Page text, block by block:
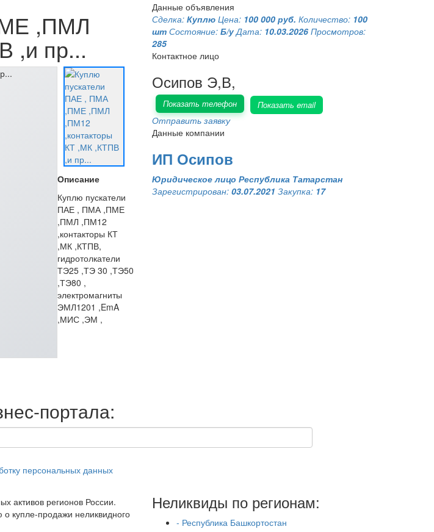
,ПМЛ
,и пр...
Описание
Куплю пускатели
ПАЕ , ПМА ,ПМЕ
,ПМЛ ,ПМ12
,контакторы КТ
,МК ,КТПВ,
гидротолкатели
ТЭ25 ,ТЭ 30 ,ТЭ50
,ТЭ80 ,
электромагниты
ЭМЛ1201 ,EmA
,МИС ,ЭМ ,
Данные объявления
Сделка: Куплю Цена: 100 000 руб. Количество: 100
шт Состояние: Б/у Дата: 10.03.2026 Просмотров:
285
Контактное лицо
Осипов Э,В,
Показать телефон Показать email
Отправить заявку
Данные компании
ИП Осипов
Юридическое лицо Республика Татарстан
Зарегистрирован: 03.07.2021 Закупка: 17
портала:
персональных данных
Неликвиды по регионам:
- Республика Башкортостан
активов регионов России.
купле-продажи неликвидного